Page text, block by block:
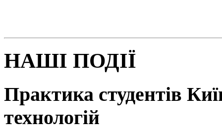
НАШІ ПОДІЇ
Практика студентів
технологій